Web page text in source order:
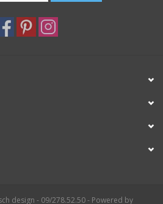
design - 09/278.52.50 - Powered by